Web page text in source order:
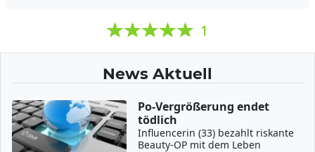
1
News Aktuell
Po-Vergrößerung endet
tödlich
Influencerin (33) bezahlt riskante
Beauty-OP mit dem Leben